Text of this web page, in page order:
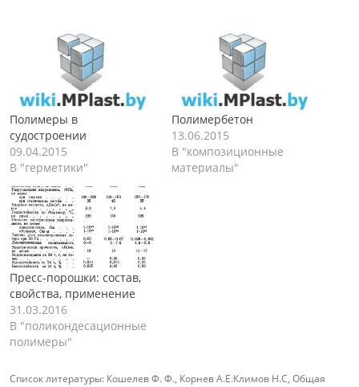
Полимеры в
судостроении
09.04.2015
В "герметики"
Полимербетон
13.06.2015
В "композиционные
материалы"
Пресс-порошки: состав,
свойства, применение
31.03.2016
В "поликондесационные
полимеры"
Список литературы: Кошелев Ф. Ф., Корнев А.Е.Климов Н.С, Общая